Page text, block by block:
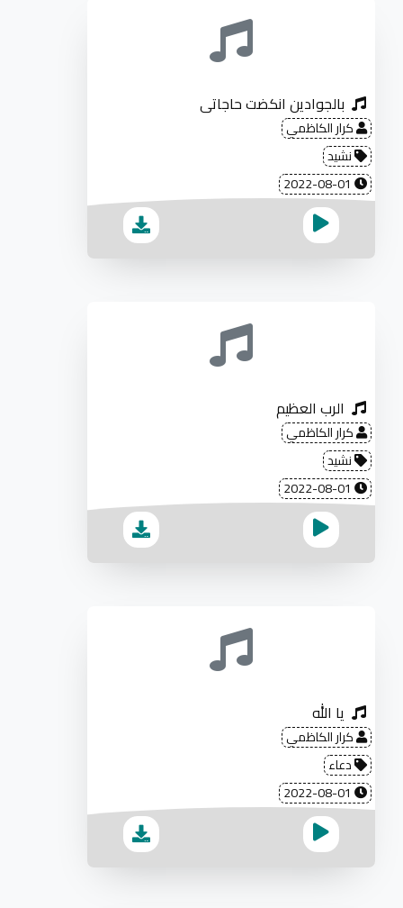
بالجوادين انكضت حاجاتي
كرار الكاظمي
نشيد
الرب العظيم
كرار الكاظمي
نشيد
يا الله
كرار الكاظمي
دعاء